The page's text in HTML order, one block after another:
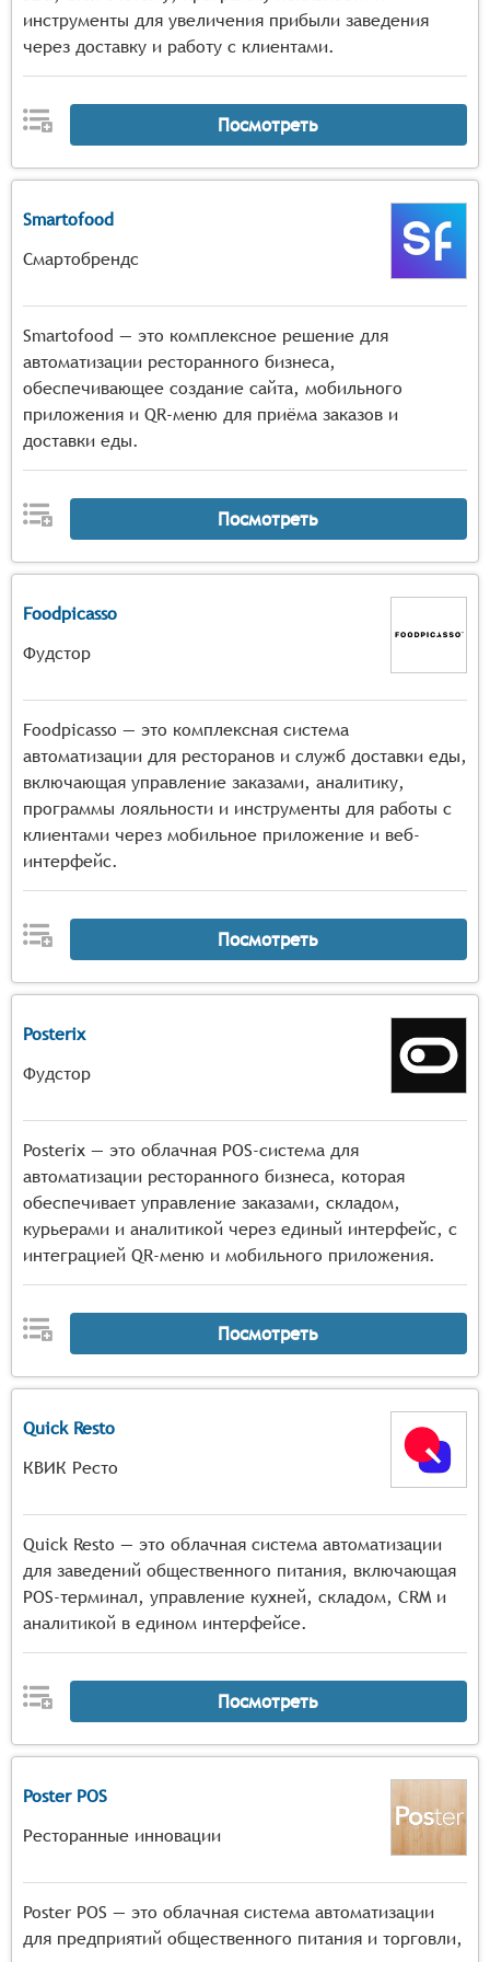
инструменты для увеличения прибыли заведения
через доставку и работу с клиентами.
Посмотреть
Smartofood
Смартобрендс
Smartofood — это комплексное решение для
автоматизации ресторанного бизнеса,
обеспечивающее создание сайта, мобильного
приложения и QR-меню для приёма заказов и
доставки еды.
Посмотреть
Foodpicasso
Фудстор
Foodpicasso — это комплексная система
автоматизации для ресторанов и служб доставки еды,
включающая управление заказами, аналитику,
программы лояльности и инструменты для работы с
клиентами через мобильное приложение и веб-
интерфейс.
Посмотреть
Posterix
Фудстор
Posterix — это облачная POS-система для
автоматизации ресторанного бизнеса, которая
обеспечивает управление заказами, складом,
курьерами и аналитикой через единый интерфейс, с
интеграцией QR-меню и мобильного приложения.
Посмотреть
Quick Resto
КВИК Ресто
Quick Resto — это облачная система автоматизации
для заведений общественного питания, включающая
POS-терминал, управление кухней, складом, CRM и
аналитикой в едином интерфейсе.
Посмотреть
Poster POS
Ресторанные инновации
Poster POS — это облачная система автоматизации
для предприятий общественного питания и торговли,